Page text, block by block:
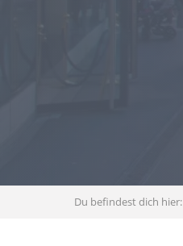
Du befindest dich hier: